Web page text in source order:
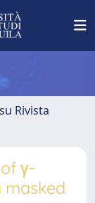
Rivista
γ-
masked